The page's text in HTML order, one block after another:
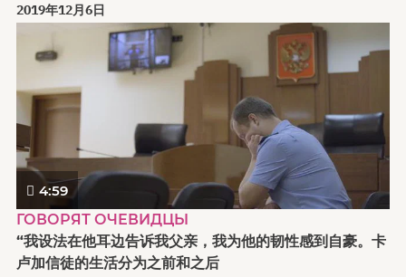
2019年12月6日
4:59
ГОВОРЯТ ОЧЕВИДЦЫ
“我设法在他耳边告诉我父亲，我为他的韧性感到自豪。卡
卢加信徒的生活分为之前和之后